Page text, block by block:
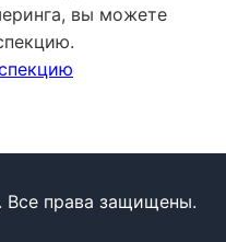
вы можете
Все права защищены.